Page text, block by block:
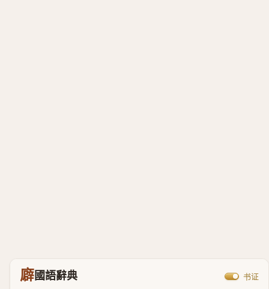
廦國語辭典 书证